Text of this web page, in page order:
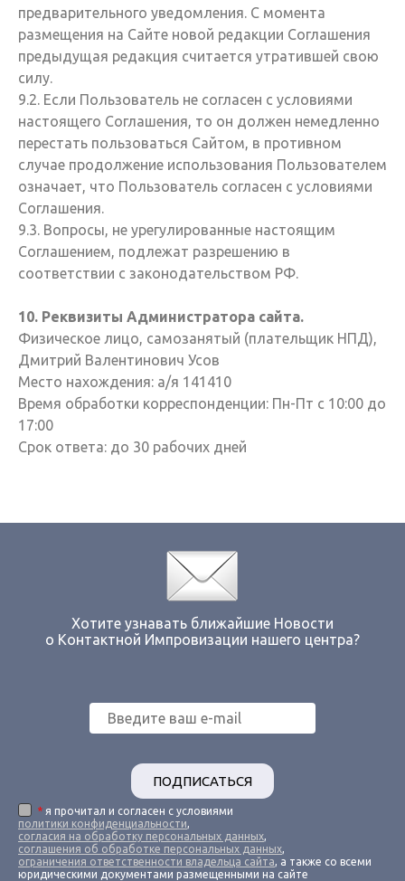
предварительного уведомления. С момента
размещения на Сайте новой редакции Соглашения
предыдущая редакция считается утратившей свою
силу.
9.2. Если Пользователь не согласен с условиями
настоящего Соглашения, то он должен немедленно
перестать пользоваться Сайтом, в противном
случае продолжение использования Пользователем
означает, что Пользователь согласен с условиями
Соглашения.
9.3. Вопросы, не урегулированные настоящим
Соглашением, подлежат разрешению в
соответствии с законодательством РФ.
10. Реквизиты Администратора сайта.
Физическое лицо, самозанятый (плательщик НПД),
Дмитрий Валентинович Усов
Место нахождения: а/я 141410
Время обработки корреспонденции: Пн-Пт с 10:00 до
17:00
Срок ответа: до 30 рабочих дней
Хотите узнавать ближайшие Новости
о Контактной Импровизации нашего центра?
ПОДПИСАТЬСЯ
* я прочитал и согласен с условиями
политики конфиденциальности,
согласия на обработку персональных данных,
соглашения об обработке персональных данных,
ограничения ответственности владельца сайта, а также со всеми
юридическими документами размещенными на сайте